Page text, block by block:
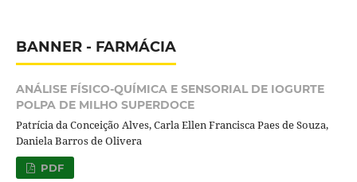
BANNER - FARMÁCIA
ANÁLISE FÍSICO-QUÍMICA E SENSORIAL DE IOGURTE
POLPA DE MILHO SUPERDOCE
Patrícia da Conceição Alves, Carla Ellen Francisca Paes de Souza,
Daniela Barros de Olivera
PDF